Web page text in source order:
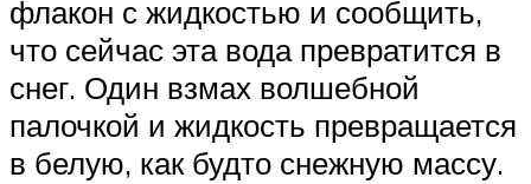
флакон с жидкостью и сообщить,
что сейчас эта вода превратится в
снег. Один взмах волшебной
палочкой и жидкость превращается
в белую, как будто снежную массу.